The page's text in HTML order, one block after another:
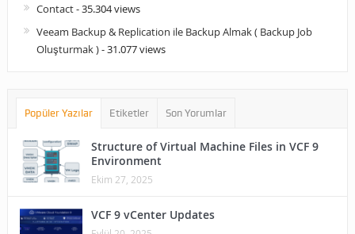
Contact- 35.304 views
Veeam Backup & Replication ile Backup Almak ( Backup Job
Oluşturmak )- 31.077 views
Popüler Yazılar Etiketler Son Yorumlar
Structure of Virtual Machine Files in VCF 9
Environment
Ekim 27, 2025
VCF 9 vCenter Updates